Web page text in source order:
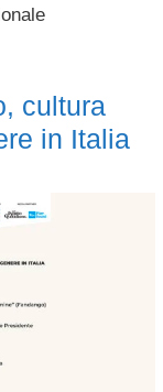
cultura
in Italia